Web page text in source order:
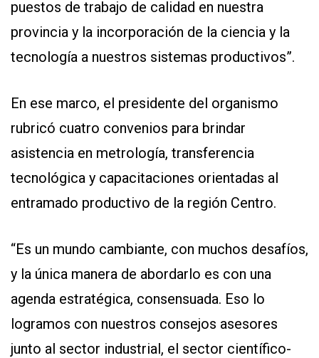
puestos de trabajo de calidad en nuestra
provincia y la incorporación de la ciencia y la
tecnología a nuestros sistemas productivos”.
En ese marco, el presidente del organismo
rubricó cuatro convenios para brindar
asistencia en metrología, transferencia
tecnológica y capacitaciones orientadas al
entramado productivo de la región Centro.
“Es un mundo cambiante, con muchos desafíos,
y la única manera de abordarlo es con una
agenda estratégica, consensuada. Eso lo
logramos con nuestros consejos asesores
junto al sector industrial, el sector científico-